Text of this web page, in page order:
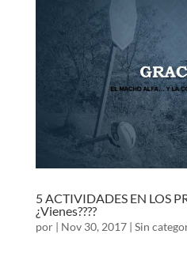
5 ACTIVIDADES EN LOS
¿Vienes????
por | Nov 30, 2017| Sin